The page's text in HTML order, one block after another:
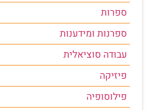
ספרות
ספרנות ומידענות
עבודה סוציאלית
פיזיקה
פילוסופיה